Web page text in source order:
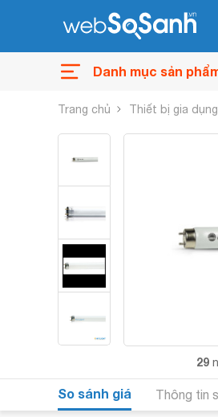
Danh mục sản
Trang chủ Thiết bị gia dụng
29
So sánh giá Thông tin